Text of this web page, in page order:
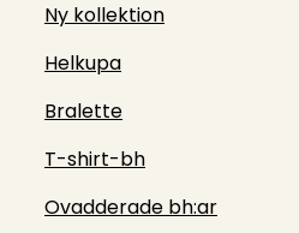
Ny kollektion
Helkupa
Bralette
T-shirt-bh
Ovadderade bh:ar